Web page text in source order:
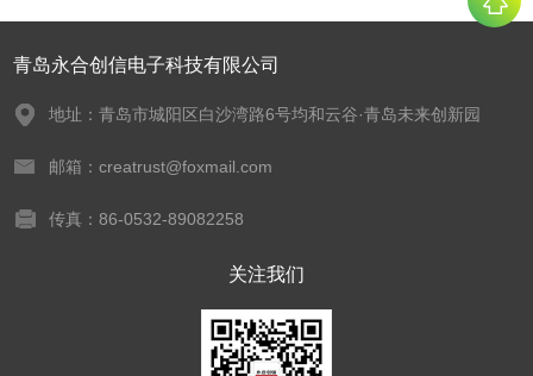
青岛永合创信电子科技有限公司
地址：青岛市城阳区白沙湾路6号均和云谷·青岛未来创新园
邮箱：creatrust@foxmail.com
传真：86-0532-89082258
关注我们